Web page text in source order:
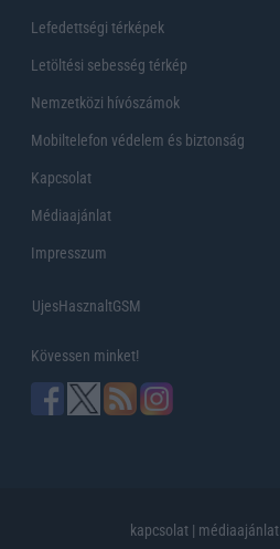
Lefedettségi térképek
Letöltési sebesség térkép
Nemzetközi hívószámok
Mobiltelefon védelem és biztonság
Kapcsolat
Médiaajánlat
Impresszum
UjesHasznaltGSM
Kövessen minket!
kapcsolat | médiaajánlat